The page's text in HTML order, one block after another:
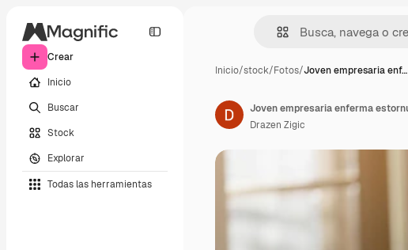
Crear
Inicio
Buscar
Stock
Explorar
Todas las herramientas
Inicio/stock/Fotos/Joven empresaria enf…
Drazen Zigic